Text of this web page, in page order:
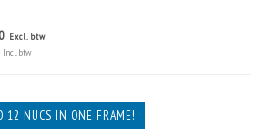
Excl. btw
Incl. btw
12 NUCS IN ONE FRAME!